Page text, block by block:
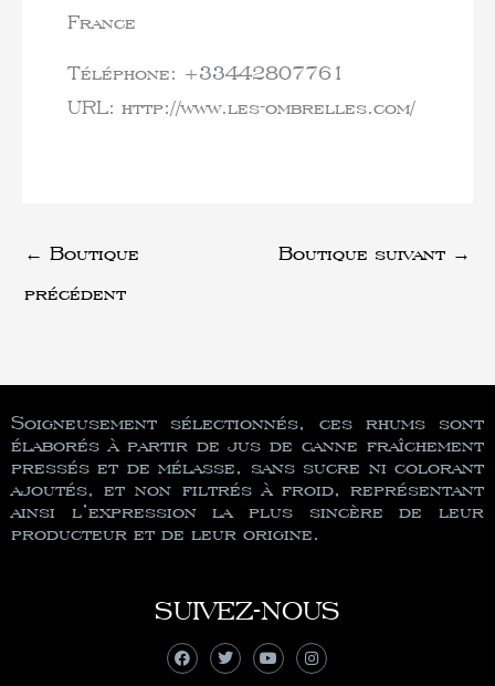
France
Téléphone: +33442807761
URL: http://www.les-ombrelles.com/
← Boutique
précédent
Boutique suivant →
Soigneusement sélectionnés, ces rhums sont
élaborés à partir de jus de canne fraîchement
pressés et de mélasse, sans sucre ni colorant
ajoutés, et non filtrés à froid, représentant
ainsi l’expression la plus sincère de leur
producteur et de leur origine.
SUIVEZ-NOUS